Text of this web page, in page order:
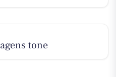
tone